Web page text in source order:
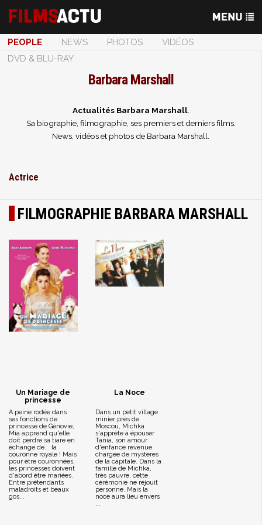
PEOPLE NEWS PHOTOS
VIDÉOS
DVD & BLU-RAY
Barbara Marshall
Actualités Barbara Marshall.
Sa biographie, filmographie, ses premiers et derniers films.
News, vidéos et photos de Barbara Marshall.
Actrice
FILMOGRAPHIE BARBARA MARSHALL
Un Mariage de
princesse
A peine rodée dans
ses fonctions de
princesse de Génovie,
Mia apprend qu'elle
doit perdre sa tiare en
échange de... la
couronne royale ! Mais
pour être couronnées,
les princesses doivent
d'abord être mariées.
Entre prétendants
maladroits et beaux
gos...
La Noce
Dans un petit village
minier près de
Moscou, Michka
s'apprête à épouser
Tania, son amour
d'enfance revenue
chargée de mystères
de la capitale. Dans la
famille de Michka,
très pauvre, cette
cérémonie ne réjouit
personne. Mais la
noce aura lieu envers
...